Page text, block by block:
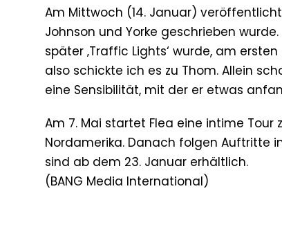
Am Mittwoch (14. Januar)
Johnson und Yorke geschrieben
später ‚Traffic Lights‘ wurde, am
also schickte ich es zu Thom. Allein
eine Sensibilität, mit der er etwas
Am 7. Mai startet Flea eine intime
Nordamerika. Danach folgen Auftritte
sind ab dem 23. Januar erhältlich.